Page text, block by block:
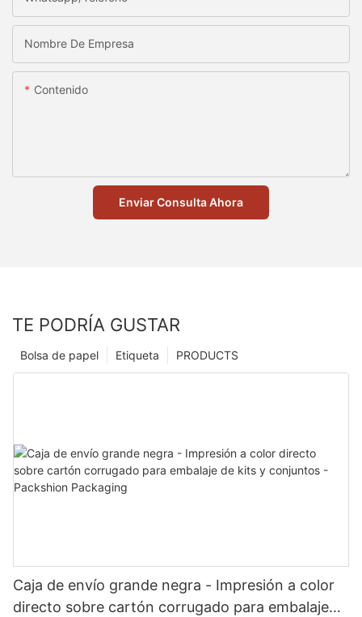
Nombre De Empresa
Contenido
Enviar Consulta Ahora
TE PODRÍA GUSTAR
PRODUCTS
Etiqueta
Bolsa de papel
Caja de envío grande negra - Impresión a color
directo sobre cartón corrugado para embalaje